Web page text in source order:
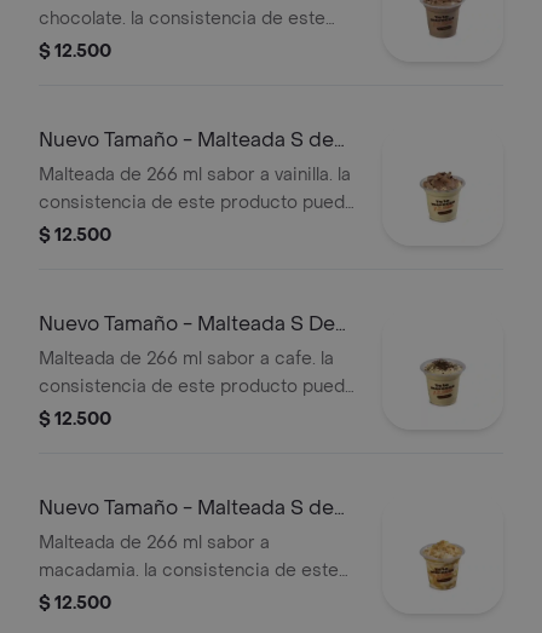
chocolate. la consistencia de este
producto puede variar debido al
$ 12.500
Nuevo Tamaño - Malteada S de
Vainilla
Malteada de 266 ml sabor a vainilla. la
consistencia de este producto puede
variar debido al tiempo de entrega.
$ 12.500
Nuevo Tamaño - Malteada S De
Café
Malteada de 266 ml sabor a cafe. la
consistencia de este producto puede
variar debido al tiempo de entrega
$ 12.500
Nuevo Tamaño - Malteada S de
Macadamia
Malteada de 266 ml sabor a
macadamia. la consistencia de este
producto puede variar debido al
$ 12.500